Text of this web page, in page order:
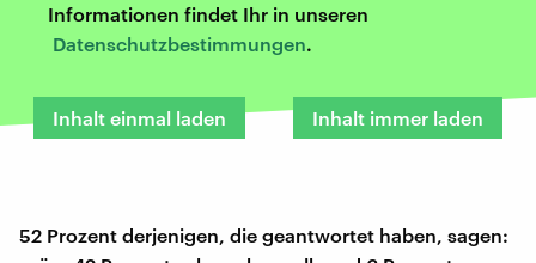
Informationen findet Ihr in unseren
Datenschutzbestimmungen.
Inhalt einmal laden Inhalt immer laden
52 Prozent derjenigen, die geantwortet haben, sagen: